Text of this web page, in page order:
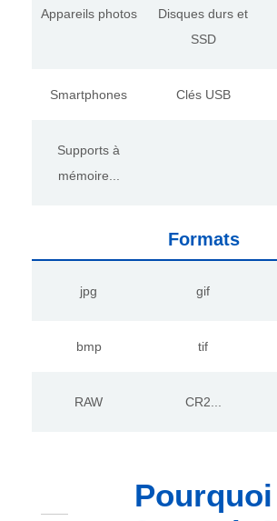
Appareils photos
Disques durs et
SSD
Smartphones Clés USB
Supports à
mémoire...
Formats
jpg gif
bmp tif
RAW CR2...
Pourquoi